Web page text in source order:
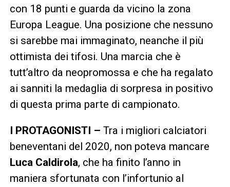
con 18 punti e guarda da vicino la zona
Europa League. Una posizione che nessuno
si sarebbe mai immaginato, neanche il più
ottimista dei tifosi. Una marcia che è
tutt’altro da neopromossa e che ha regalato
ai sanniti la medaglia di sorpresa in positivo
di questa prima parte di campionato.
I PROTAGONISTI – Tra i migliori calciatori
beneventani del 2020, non poteva mancare
Luca Caldirola, che ha finito l’anno in
maniera sfortunata con l’infortunio al